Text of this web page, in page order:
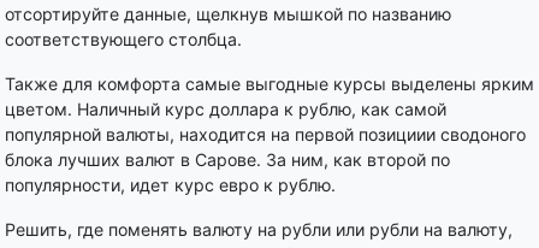
отсортируйте данные, щелкнув мышкой по названию
соответствующего столбца.
Также для комфорта самые выгодные курсы выделены ярким
цветом. Наличный курс доллара к рублю, как самой
популярной валюты, находится на первой позициии сводоного
блока лучших валют в Сарове. За ним, как второй по
популярности, идет курс евро к рублю.
Решить, где поменять валюту на рубли или рубли на валюту,